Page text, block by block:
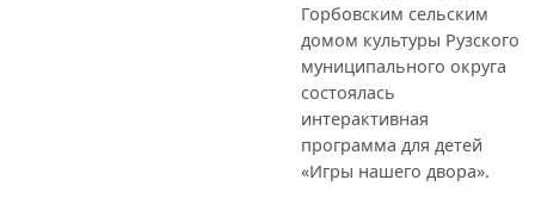
Горбовским сельским
домом культуры Рузского
муниципального округа
состоялась
интерактивная
программа для детей
«Игры нашего двора».